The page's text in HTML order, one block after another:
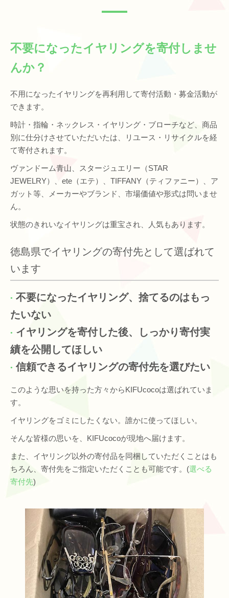
不要になったイヤリングを寄付しませ
んか？
不用になったイヤリングを再利用して寄付活動・募金活動が
できます。
時計・指輪・ネックレス・イヤリング・ブローチなど、商品
別に仕分けさせていただいたは、リユース・リサイクルを経
て寄付されます。
ヴァンドーム青山、スタージュエリー（STAR
JEWELRY）、ete（エテ）、TIFFANY（ティファニー）、ア
ガット等、メーカーやブランド、市場価値や形式は問いませ
ん。
状態のきれいなイヤリングは重宝され、人気もあります。
徳島県でイヤリングの寄付先として選ばれて
います
不要になったイヤリング、捨てるのはもっ
たいない
イヤリングを寄付した後、しっかり寄付実
績を公開してほしい
信頼できるイヤリングの寄付先を選びたい
このような思いを持った方々からKIFUcocoは選ばれていま
す。
イヤリングをゴミにしたくない。誰かに使ってほしい。
そんな皆様の思いを、KIFUcocoが現地へ届けます。
また、イヤリング以外の寄付品を同梱していただくことはも
ちろん、寄付先をご指定いただくことも可能です。(選べる
寄付先)